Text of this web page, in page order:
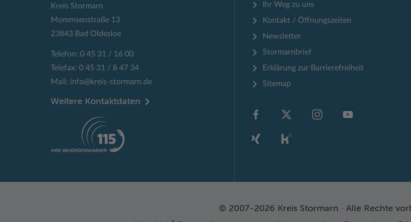
Kreis Stormarn
Mommsenstraße 13
23843 Bad Oldesloe
Telefon: 0 45 31 / 16 00
Telefax: 0 45 31 / 8 47 34
Mail: info@kreis-stormarn.de
Weitere Kontaktdaten
Ihr Weg zu uns
Kontakt / Öffnungszeiten
Newsletter
Stormarnbrief
Erklärung zur Barrierefreiheit
Sitemap
© 2007-2026 Kreis Stormarn · Alle Rechte